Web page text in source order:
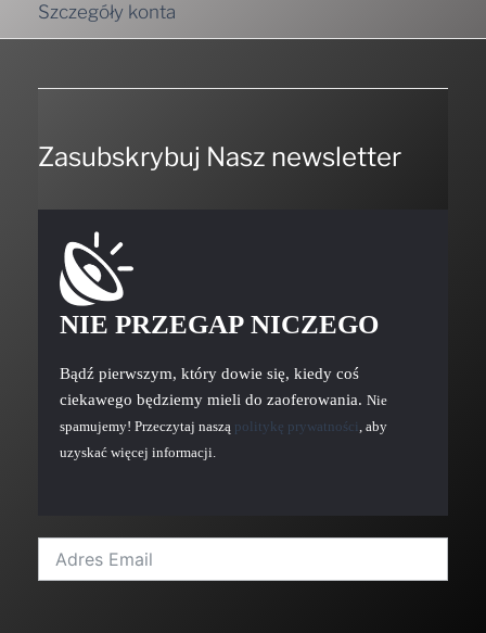
Szczegóły konta
Zasubskrybuj Nasz newsletter
NIE PRZEGAP NICZEGO
Bądź pierwszym, który dowie się, kiedy coś
ciekawego będziemy mieli do zaoferowania. Nie
spamujemy! Przeczytaj naszą politykę prywatności, aby
uzyskać więcej informacji.